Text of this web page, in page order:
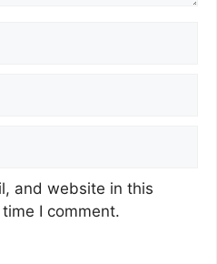
and website in this
I comment.